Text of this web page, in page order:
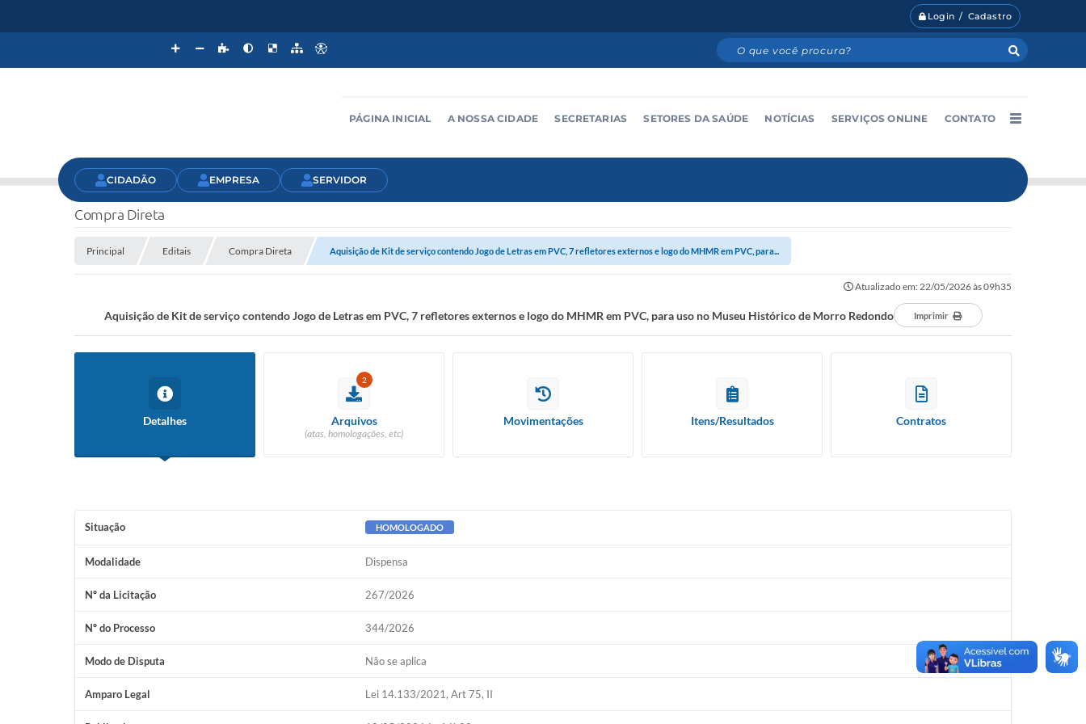
Login / Cadastro
PÁGINA INICIAL A NOSSA CIDADE SECRETARIAS SETORES DA SAÚDE NOTÍCIAS SERVIÇOS ONLINE CONTATO
CIDADÃO EMPRESA SERVIDOR
Compra Direta
Principal Editais Compra Direta Aquisição de Kit de serviço contendo Jogo de Letras em PVC, 7 refletores externos e logo do MHMR em PVC, para...
Atualizado em: 22/05/2026 às 09h35
Aquisição de Kit de serviço contendo Jogo de Letras em PVC, 7 refletores externos e logo do MHMR em PVC, para uso no Museu Histórico de Morro Redondo Imprimir
Detalhes
2
Arquivos
(atas, homologações, etc)
Movimentações Itens/Resultados Contratos
Situação HOMOLOGADO
Modalidade Dispensa
Nº da Licitação 267/2026
Nº do Processo 344/2026
Modo de Disputa Não se aplica
Amparo Legal Lei 14.133/2021, Art 75, II